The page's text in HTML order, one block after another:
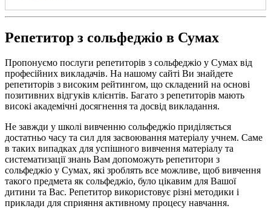
Репетитор з сольфеджіо в Сумах
Пропонуємо послуги репетиторів з сольфеджіо у Сумах від
професійних викладачів. На нашому сайті Ви знайдете
репетиторів з високим рейтингом, що складений на основі
позитивних відгуків клієнтів. Багато з репетиторів мають
високі академічні досягнення та досвід викладання.
Не завжди у школі вивченню сольфеджіо приділяється
достатньо часу та сил для засвоювання матеріалу учнем. Саме
в таких випадках для успішного вивчення матеріалу та
систематизації знань Вам допоможуть репетитори з
сольфеджіо у Сумах, які зроблять все можливе, щоб вивчення
такого предмета як сольфеджіо, було цікавим для Вашої
дитини та Вас. Репетитор використовує різні методики і
приклади для сприяння активному процесу навчання.